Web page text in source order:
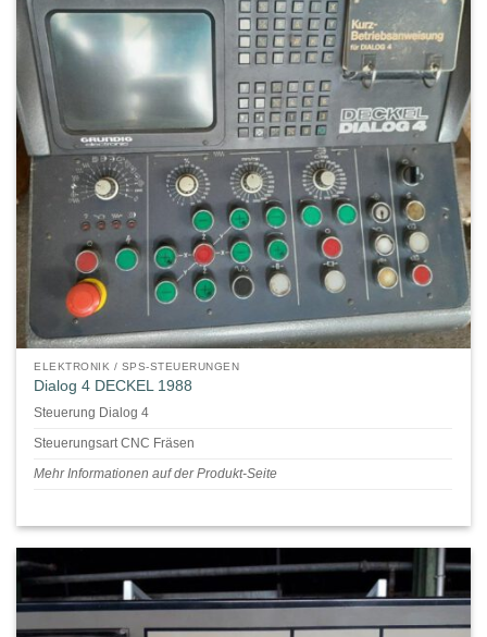
ELEKTRONIK / SPS-STEUERUNGEN
Dialog 4 DECKEL 1988
Steuerung Dialog 4
Steuerungsart CNC Fräsen
Mehr Informationen auf der Produkt-Seite